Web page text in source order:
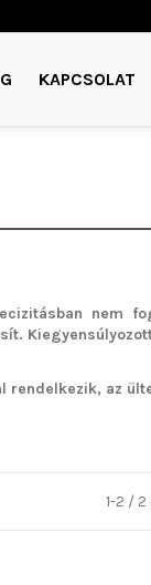
KAPCSOLAT
nem
az
1-2 /